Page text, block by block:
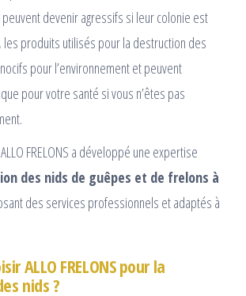
devenir agressifs si leur colonie est
les produits utilisés pour la destruction des
pour l’environnement et peuvent
pour votre santé si vous n’êtes pas
FRELONS a développé une expertise
des nids de guêpes et de frelons à
des services professionnels et adaptés à
ALLO FRELONS pour la
nids ?